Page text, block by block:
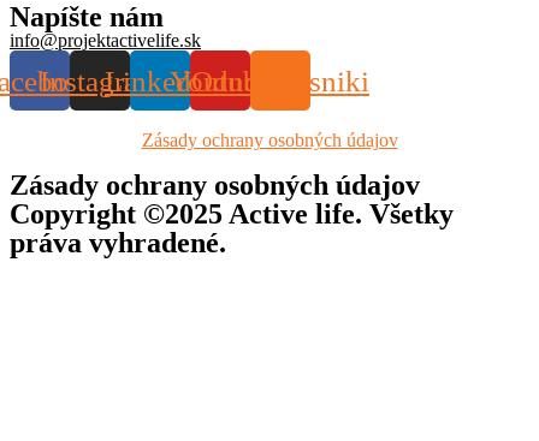
Napíšte nám
info@projektactivelife.sk
InstagramLinkedin
Youtube
Odnoklassniki
Zásady ochrany osobných údajov
Zásady ochrany osobných údajov
Copyright ©2025 Active life. Všetky
práva vyhradené.